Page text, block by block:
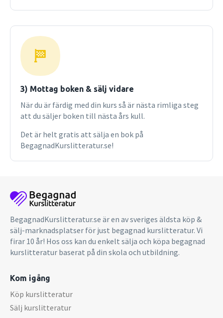
3) Mottag boken & sälj vidare
När du är färdig med din kurs så är nästa rimliga steg
att du säljer boken till nästa års kull.
Det är helt gratis att sälja en bok på
BegagnadKurslitteratur.se!
BegagnadKurslitteratur.se är en av sveriges äldsta köp &
sälj-marknadsplatser för just begagnad kurslitteratur. Vi
firar 10 år! Hos oss kan du enkelt sälja och köpa begagnad
kurslitteratur baserat på din skola och utbildning.
Kom igång
Köp kurslitteratur
Sälj kurslitteratur